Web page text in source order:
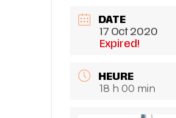
DATE
17 Oct 2020
Expired!
HEURE
18 h 00 min